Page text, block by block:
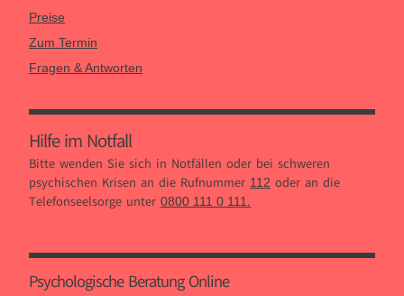
Preise
Zum Termin
Fragen & Antworten
Hilfe im Notfall
Bitte wenden Sie sich in Notfällen oder bei schweren
psychischen Krisen an die Rufnummer 112 oder an die
Telefonseelsorge unter 0800 111 0 111 .
Psychologische Beratung Online